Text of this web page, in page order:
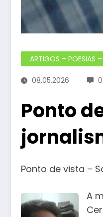
ARTIGOS – POESIAS
08.05.2026
Ponto
Ponto de vista –
A